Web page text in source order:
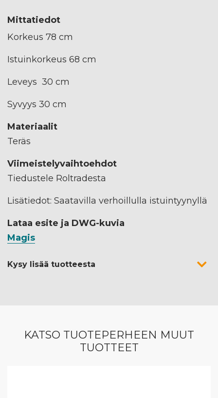
Mittatiedot
Korkeus 78 cm
Istuinkorkeus 68 cm
Leveys 30 cm
Syvyys 30 cm
Materiaalit
Teräs
Viimeistelyvaihtoehdot
Tiedustele Roltradesta
Lisätiedot: Saatavilla verhoillulla istuintyynyllä
Lataa esite ja DWG-kuvia
Magis
Kysy lisää tuotteesta
KATSO TUOTEPERHEEN MUUT
TUOTTEET